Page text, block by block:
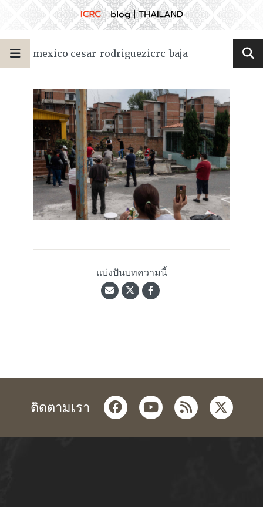
mexico_cesar_rodriguezicrc_baja
แบ่งปันบทความนี้
ติดตามเรา facebookyoutube
rss twitter